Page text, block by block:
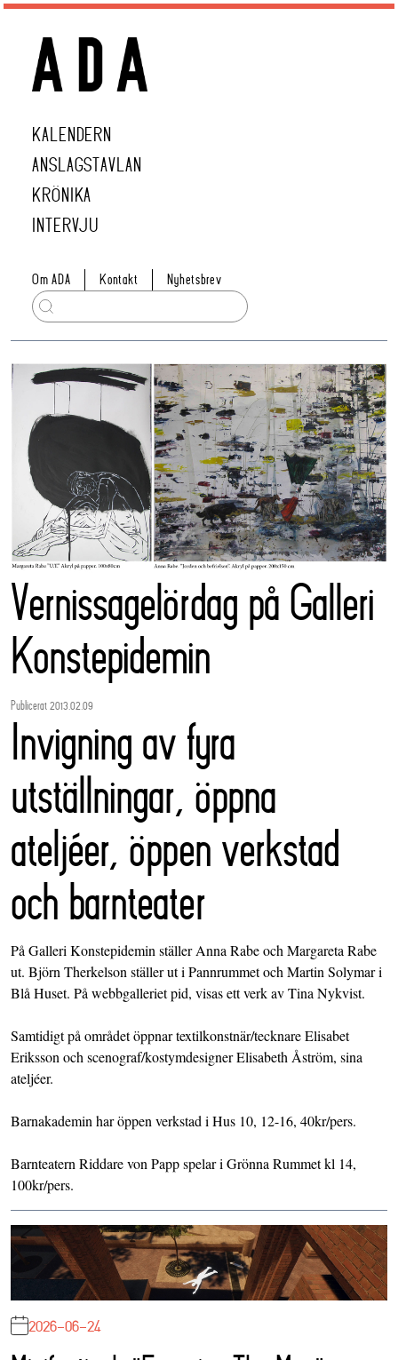
KALENDERN
ANSLAGSTAVLAN
KRÖNIKA
INTERVJU
Om ADA Kontakt Nyhetsbrev
Vernissagelördag på Galleri
Konstepidemin
Publicerat 2013.02.09
Invigning av fyra
utställningar, öppna
ateljéer, öppen verkstad
och barnteater
På Galleri Konstepidemin ställer Anna Rabe och Margareta Rabe
ut. Björn Therkelson ställer ut i Pannrummet och Martin Solymar i
Blå Huset. På webbgalleriet pid, visas ett verk av Tina Nykvist.
Samtidigt på området öppnar textilkonstnär/tecknare Elisabet
Eriksson och scenograf/kostymdesigner Elisabeth Åström, sina
ateljéer.
Barnakademin har öppen verkstad i Hus 10, 12-16, 40kr/pers.
Barnteatern Riddare von Papp spelar i Grönna Rummet kl 14,
100kr/pers.
2026-06-24